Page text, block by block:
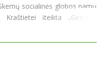
socialinės globos namų
įteikta „Gerumo
„Gerumo žvaigždė“ yra